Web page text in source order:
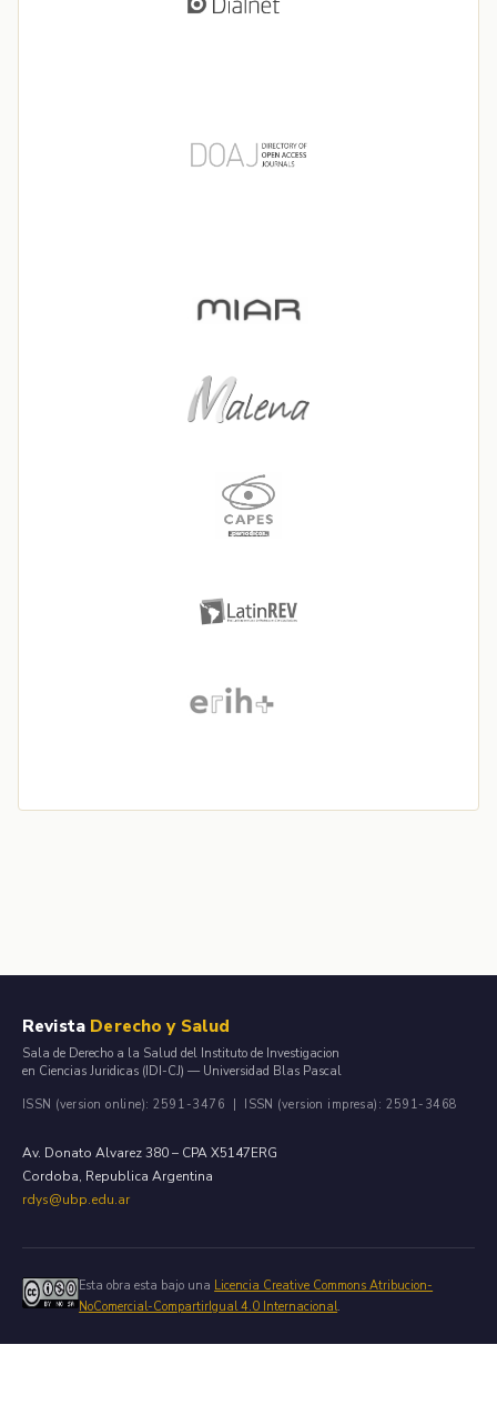
Revista Derecho y Salud
Sala de Derecho a la Salud del Instituto de Investigacion
en Ciencias Juridicas (IDI-CJ) — Universidad Blas Pascal
ISSN (version online): 2591-3476 | ISSN (version impresa): 2591-3468
Av. Donato Alvarez 380 – CPA X5147ERG
Cordoba, Republica Argentina
rdys@ubp.edu.ar
Esta obra esta bajo una Licencia Creative Commons Atribucion-
NoComercial-CompartirIgual 4.0 Internacional.